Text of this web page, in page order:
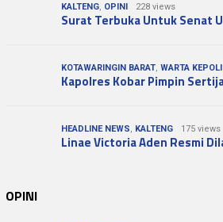
KALTENG, OPINI 228 views
Surat Terbuka Untuk Senat
KOTAWARINGIN BARAT, WARTA
Kapolres Kobar Pimpin
HEADLINE NEWS, KALTENG 175 views
Linae Victoria Aden Resmi
OPINI